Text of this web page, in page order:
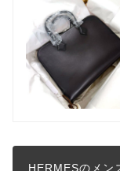
HERMESのメン